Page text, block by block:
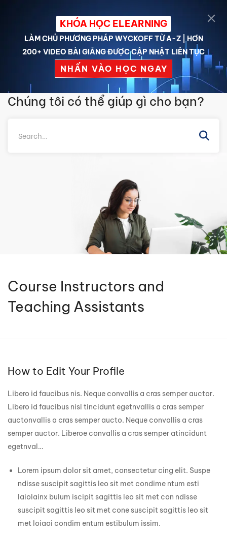
Trang chủ Câu hỏi thường gặp
Student
Getting Started
Course Instructors and Teaching Assistants
Chúng tôi có thể giúp gì cho bạn?
Course Instructors and
Teaching Assistants
How to Edit Your Profile
Libero id faucibus nis. Neque convallis a cras semper auctor.
Libero id faucibus nisl tincidunt egetnvallis a cras semper
auctonvallis a cras semper aucto. Neque convallis a cras
semper auctor. Liberoe convallis a cras semper atincidunt
egetnval…
Lorem ipsum dolor sit amet, consectetur cing elit. Suspe
ndisse suscipit sagittis leo sit met condime ntum esti
laiolainx bulum iscipit sagittis leo sit met con ndisse
suscipit sagittis leo sit met cone suscipit sagittis leo sit
met loiaoi condim entum estibulum issim.
KHÓA HỌC ELEARNING
LÀM CHỦ PHƯƠNG PHÁP WYCKOFF TỪ A-Z | HƠN
200+ VIDEO BÀI GIẢNG ĐƯỢC CẬP NHẬT LIÊN TỤC
NHẤN VÀO HỌC NGAY